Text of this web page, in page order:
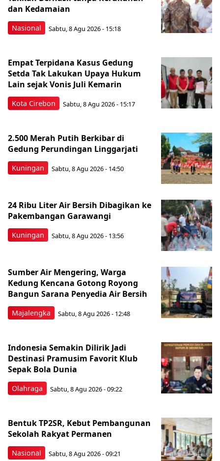
Nasional
dan Kedamaian
Sabtu, 8 Agu 2026 - 15:18
Kota Cirebon
Empat Terpidana Kasus Gedung
Setda Tak Lakukan Upaya Hukum
Lain sejak Vonis Juli Kemarin
Sabtu, 8 Agu 2026 - 15:17
Kuningan
2.500 Merah Putih Berkibar di
Gedung Perundingan Linggarjati
Sabtu, 8 Agu 2026 - 14:50
Kuningan
24 Ribu Liter Air Bersih Dibagikan ke
Pakembangan Garawangi
Sabtu, 8 Agu 2026 - 13:56
Majalengka
Sumber Air Mengering, Warga
Kedung Kencana Gotong Royong
Bangun Sarana Penyedia Air Bersih
Sabtu, 8 Agu 2026 - 12:48
Olahraga
Indonesia Semakin Dilirik Jadi
Destinasi Pramusim Favorit Klub
Sepak Bola Dunia
Sabtu, 8 Agu 2026 - 09:22
Nasional
Bentuk TP2SR, Kebut Pembangunan
Sekolah Rakyat Permanen
Sabtu, 8 Agu 2026 - 09:21